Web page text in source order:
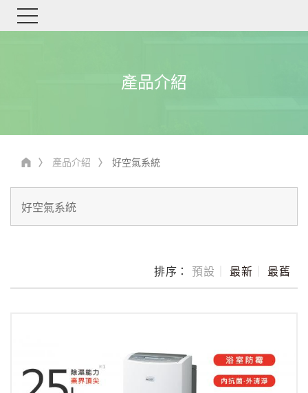
產品介紹
產品介紹 好空氣系統
排序：預設 最新 最舊